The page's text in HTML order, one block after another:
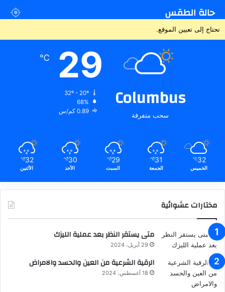
حالة الطقس
تحتاج إلى تعيين الموقع.
Columbus
سحب متفرقة
29
℃
68%
0.89 كم/س
32
℃
الخميس
31
℃
الجمعة
29
℃
السبت
30
℃
الأحد
32
℃
الأثنين
مختارات عشوائية
متى يستقر النظر بعد عملية الليزك
29 أبريل، 2024
الرقية الشرعية من العين والحسد والامراض
18 أغسطس، 2024